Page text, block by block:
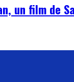
un film de